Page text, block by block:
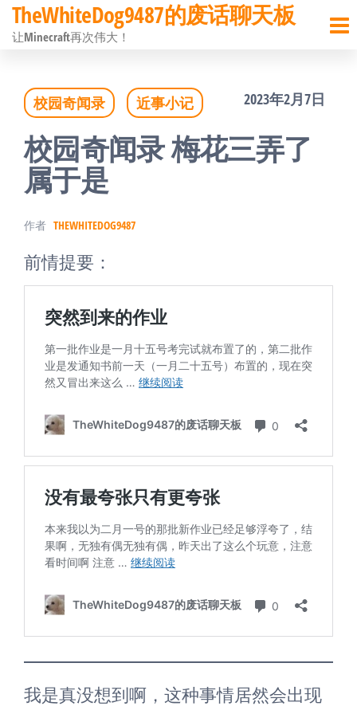
前
往
TheWhiteDog9487的废话聊天板
让Minecraft再次伟大！
校园奇闻录 近事小记 2023年2月7日
校园奇闻录 梅花三弄了
属于是
作者 THEWHITEDOG9487
前情提要：
我是真没想到啊，这种事情居然会出现